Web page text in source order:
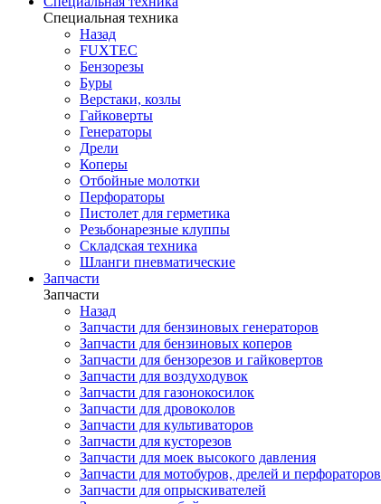
Специальная техника
Назад
FUXTEC
Бензорезы
Буры
Верстаки, козлы
Гайковерты
Генераторы
Дрели
Коперы
Отбойные молотки
Перфораторы
Пистолет для герметика
Резьбонарезные клуппы
Складская техника
Шланги пневматические
Запчасти
Запчасти
Назад
Запчасти для бензиновых генераторов
Запчасти для бензиновых коперов
Запчасти для бензорезов и гайковертов
Запчасти для воздуходувок
Запчасти для газонокосилок
Запчасти для дровоколов
Запчасти для культиваторов
Запчасти для кусторезов
Запчасти для моек высокого давления
Запчасти для мотобуров, дрелей и перфораторов
Запчасти для опрыскивателей